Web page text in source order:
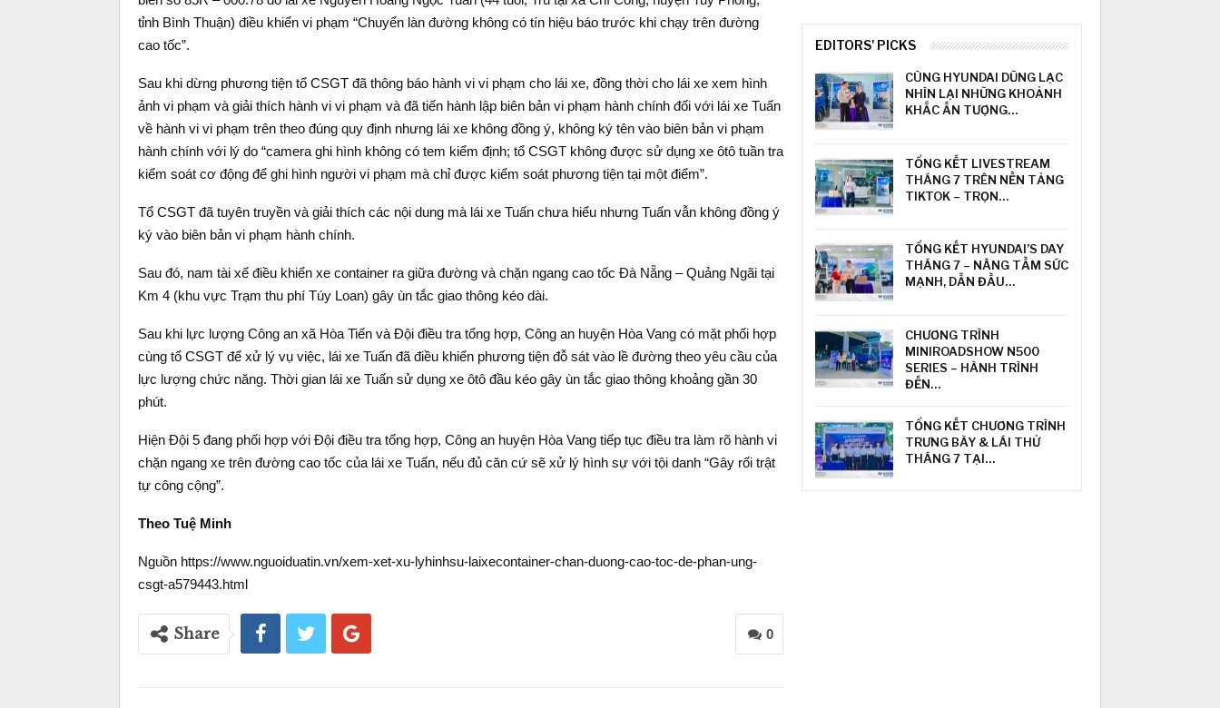
tỉnh Bình Thuận) điều khiển vi phạm “Chuyển làn đường không có tín hiệu báo trước khi chạy trên đường
cao tốc”.
Sau khi dừng phương tiện tổ CSGT đã thông báo hành vi vi phạm cho lái xe, đồng thời cho lái xe xem hình
ảnh vi phạm và giải thích hành vi vi phạm và đã tiến hành lập biên bản vi phạm hành chính đối với lái xe Tuấn
về hành vi vi phạm trên theo đúng quy định nhưng lái xe không đồng ý, không ký tên vào biên bản vi phạm
hành chính với lý do “camera ghi hình không có tem kiểm định; tổ CSGT không được sử dụng xe ôtô tuần tra
kiểm soát cơ động để ghi hình người vi phạm mà chỉ được kiểm soát phương tiện tại một điểm”.
Tổ CSGT đã tuyên truyền và giải thích các nội dung mà lái xe Tuấn chưa hiểu nhưng Tuấn vẫn không đồng ý
ký vào biên bản vi phạm hành chính.
Sau đó, nam tài xế điều khiển xe container ra giữa đường và chặn ngang cao tốc Đà Nẵng – Quảng Ngãi tại
Km 4 (khu vực Trạm thu phí Túy Loan) gây ùn tắc giao thông kéo dài.
Sau khi lực lượng Công an xã Hòa Tiến và Đội điều tra tổng hợp, Công an huyện Hòa Vang có mặt phối hợp
cùng tổ CSGT để xử lý vụ việc, lái xe Tuấn đã điều khiển phương tiện đỗ sát vào lề đường theo yêu cầu của
lực lượng chức năng. Thời gian lái xe Tuấn sử dụng xe ôtô đầu kéo gây ùn tắc giao thông khoảng gần 30
phút.
Hiện Đội 5 đang phối hợp với Đội điều tra tổng hợp, Công an huyện Hòa Vang tiếp tục điều tra làm rõ hành vi
chặn ngang xe trên đường cao tốc của lái xe Tuấn, nếu đủ căn cứ sẽ xử lý hình sự với tội danh “Gây rối trật
tự công cộng”.
Theo Tuệ Minh
Nguồn https://www.nguoiduatin.vn/xem-xet-xu-lyhinhsu-laixecontainer-chan-duong-cao-toc-de-phan-ung-
csgt-a579443.html
0
Share
EDITORS' PICKS
CÙNG HYUNDAI DŨNG LẠC
NHÌN LẠI NHỮNG KHOẢNH
KHẮC ẤN TƯỢNG…
TỔNG KẾT LIVESTREAM
THÁNG 7 TRÊN NỀN TẢNG
TIKTOK – TRỌN…
TỔNG KẾT HYUNDAI’S DAY
THÁNG 7 – NÂNG TẦM SỨC
MẠNH, DẪN ĐẦU…
CHƯƠNG TRÌNH
MINIROADSHOW N500
SERIES – HÀNH TRÌNH
ĐẾN…
TỔNG KẾT CHƯƠNG TRÌNH
TRƯNG BÀY & LÁI THỬ
THÁNG 7 TẠI…